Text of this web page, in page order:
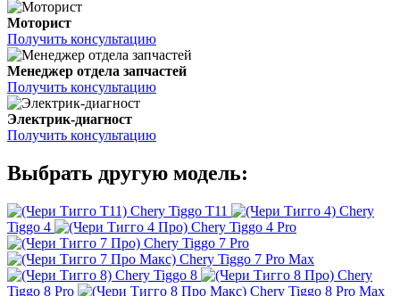
Моторист
Получить консультацию
Менеджер отдела запчастей
Получить консультацию
Электрик-диагност
Получить консультацию
Выбрать другую модель:
Chery Tiggo T11
Chery
Tiggo 4
Chery Tiggo 4 Pro
Chery Tiggo 7 Pro
Chery Tiggo 7 Pro Max
Chery Tiggo 8
Chery
Tiggo 8 Pro
Chery Tiggo 8 Pro Max